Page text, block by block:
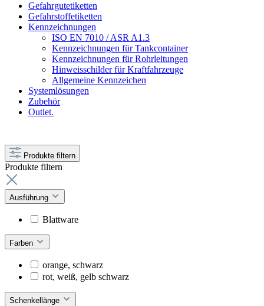
Gefahrgutetiketten
Gefahrstoffetiketten
Kennzeichnungen
ISO EN 7010 / ASR A1.3
Kennzeichnungen für Tankcontainer
Kennzeichnungen für Rohrleitungen
Hinweisschilder für Kraftfahrzeuge
Allgemeine Kennzeichen
Systemlösungen
Zubehör
Outlet.
Produkte filtern
Produkte filtern
Ausführung
Blattware
Farben
orange, schwarz
rot, weiß, gelb schwarz
Schenkellänge